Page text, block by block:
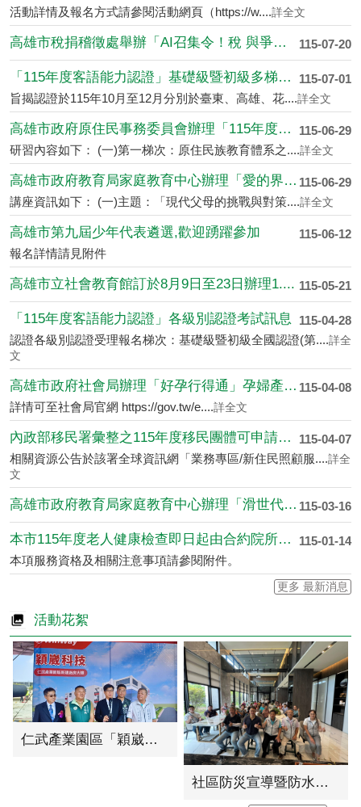
活動詳情及報名方式請參閱活動網頁（https://w....詳全文
115-07-20
高雄市稅捐稽徵處舉辦「AI召集令！稅 與爭鋒....
115-07-01
「115年度客語能力認證」基礎級暨初級多梯次....
旨揭認證於115年10月至12月分別於臺東、高雄、花....詳全文
115-06-29
高雄市政府原住民事務委員會辦理「115年度原....
研習內容如下： (一)第一梯次：原住民族教育體系之....詳全文
115-06-29
高雄市政府教育局家庭教育中心辦理「愛的界線新....
講座資訊如下： (一)主題：「現代父母的挑戰與對策....詳全文
115-06-12
高雄市第九屆少年代表遴選,歡迎踴躍參加
報名詳情請見附件
115-05-21
高雄市立社會教育館訂於8月9日至23日辦理1....
115-04-28
「115年度客語能力認證」各級別認證考試訊息
認證各級別認證受理報名梯次：基礎級暨初級全國認證(第....詳全
文
115-04-08
高雄市政府社會局辦理「好孕行得通」孕婦產檢（....
詳情可至社會局官網 https://gov.tw/e....詳全文
115-04-07
內政部移民署彙整之115年度移民團體可申請之....
相關資源公告於該署全球資訊網「業務專區/新住民照顧服....詳全
文
115-03-16
高雄市政府教育局家庭教育中心辦理「滑世代教養....
115-01-14
本市115年度老人健康檢查即日起由合約院所開....
本項服務資格及相關注意事項請參閱附件。
更多 最新消息
活動花絮
仁武產業園區「穎崴科技」新廠動土典禮
社區防災宣導暨防水閘門演練